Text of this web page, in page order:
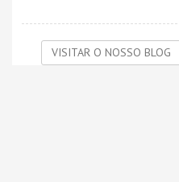
VISITAR O NOSSO BLOG